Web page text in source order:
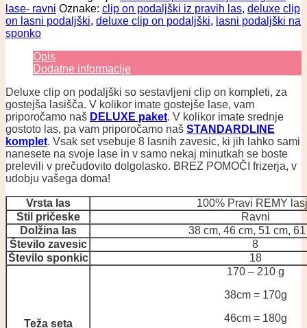
lase- ravni Oznake: clip on podaljški iz pravih las, deluxe clip
on lasni podaljški, deluxe clip on podaljški, lasni podaljški na
sponko
Opis
Dodatne informacije
Deluxe clip on podaljški so sestavljeni clip on kompleti, za
gostejša lasišča. V kolikor imate gostejše lase, vam
priporočamo naš DELUXE paket. V kolikor imate srednje
gostoto las, pa vam priporočamo naš STANDARDLINE
komplet. Vsak set vsebuje 8 lasnih zavesic, ki jih lahko sami
nanesete na svoje lase in v samo nekaj minutkah se boste
prelevili v prečudovito dolgolasko. BREZ POMOČI frizerja, v
udobju vašega doma!
Vrsta las
100% Pravi REMY
Stil pričeske
Ravni
Dolžina las
38 cm, 46 cm, 51 cm,
Število zavesic
8
Število sponkic
18
Teža seta
170 – 210 g
38cm = 170g
46cm = 180g